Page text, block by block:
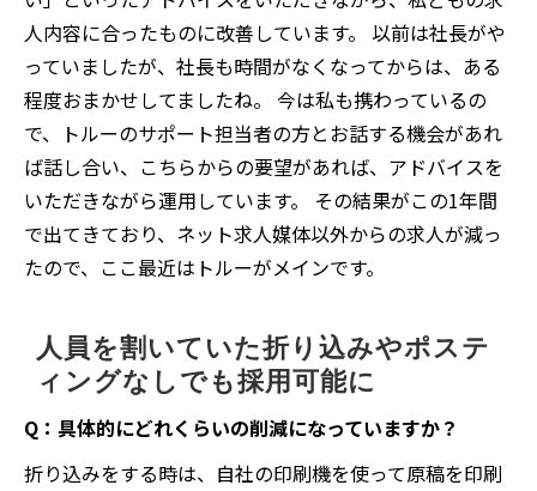
人内容に合ったものに改善しています。 以前は社長がや
っていましたが、社長も時間がなくなってからは、ある
程度おまかせしてましたね。 今は私も携わっているの
で、トルーのサポート担当者の方とお話する機会があれ
ば話し合い、こちらからの要望があれば、アドバイスを
いただきながら運用しています。 その結果がこの1年間
で出てきており、ネット求人媒体以外からの求人が減っ
たので、ここ最近はトルーがメインです。
人員を割いていた折り込みやポステ
ィングなしでも採用可能に
Q：具体的にどれくらいの削減になっていますか？
折り込みをする時は、自社の印刷機を使って原稿を印刷